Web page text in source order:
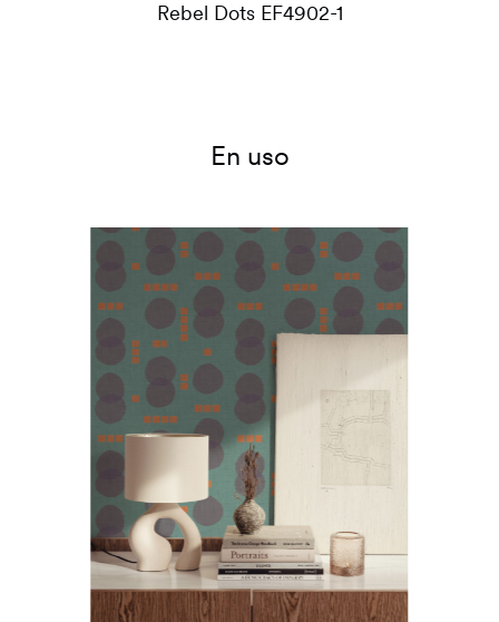
Rebel Dots EF4902-1
En uso